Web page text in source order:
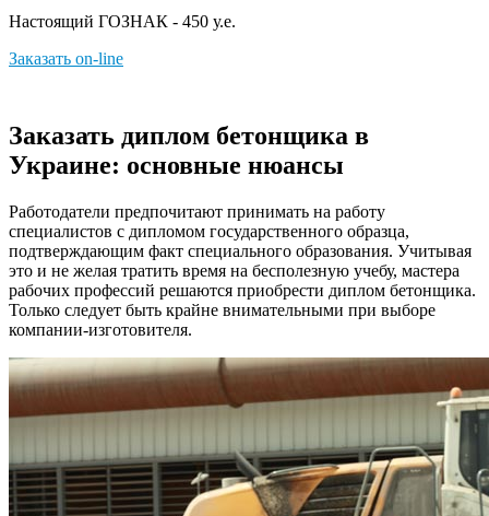
Настоящий ГОЗНАК - 450 у.е.
Заказать on-line
Заказать диплом бетонщика в
Украине: основные нюансы
Работодатели предпочитают принимать на работу
специалистов с дипломом государственного образца,
подтверждающим факт специального образования. Учитывая
это и не желая тратить время на бесполезную учебу, мастера
рабочих профессий решаются приобрести диплом бетонщика.
Только следует быть крайне внимательными при выборе
компании-изготовителя.